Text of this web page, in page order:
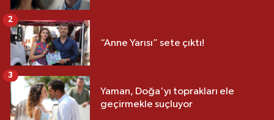
“Anne Yarısı” sete çıktı!
2
Yaman, Doğa'yı toprakları ele
geçirmekle suçluyor
3